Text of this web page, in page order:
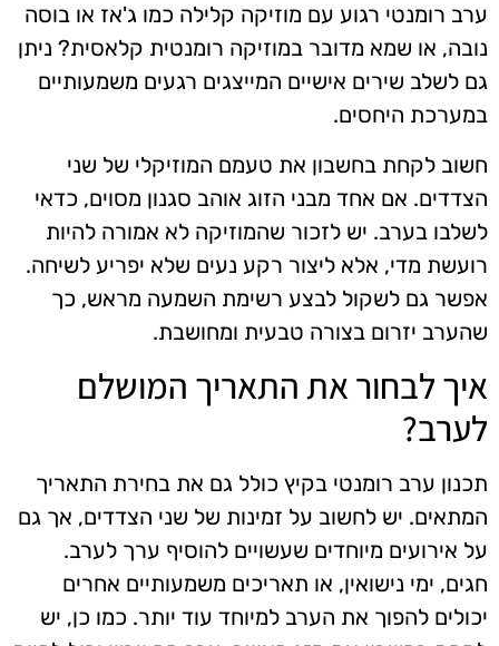
ערב רומנטי רגוע עם מוזיקה קלילה כמו ג'אז או בוסה
נובה, או שמא מדובר במוזיקה רומנטית קלאסית? ניתן
גם לשלב שירים אישיים המייצגים רגעים משמעותיים
במערכת היחסים.
חשוב לקחת בחשבון את טעמם המוזיקלי של שני
הצדדים. אם אחד מבני הזוג אוהב סגנון מסוים, כדאי
לשלבו בערב. יש לזכור שהמוזיקה לא אמורה להיות
רועשת מדי, אלא ליצור רקע נעים שלא יפריע לשיחה.
אפשר גם לשקול לבצע רשימת השמעה מראש, כך
שהערב יזרום בצורה טבעית ומחושבת.
איך לבחור את התאריך המושלם
לערב?
תכנון ערב רומנטי בקיץ כולל גם את בחירת התאריך
המתאים. יש לחשוב על זמינות של שני הצדדים, אך גם
על אירועים מיוחדים שעשויים להוסיף ערך לערב.
חגים, ימי נישואין, או תאריכים משמעותיים אחרים
יכולים להפוך את הערב למיוחד עוד יותר. כמו כן, יש